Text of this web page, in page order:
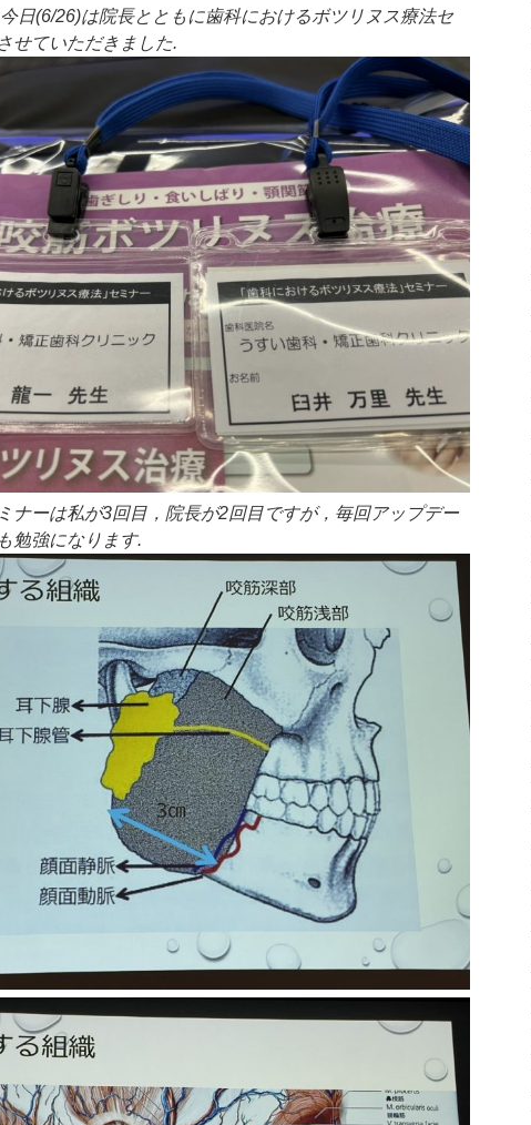
日(6/26)は院長とともに歯科におけるボツリヌス療法セ
せていただきました.
ナーは私が3回目，院長が2回目ですが，毎回アップデー
勉強になります.